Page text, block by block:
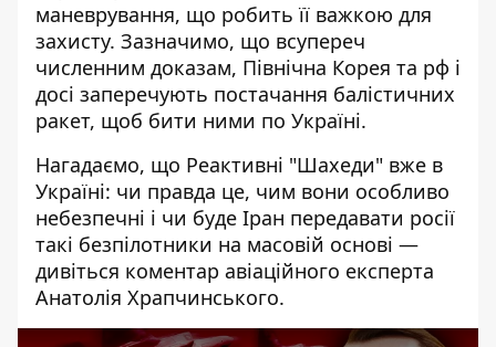
маневрування, що робить її важкою для
захисту. Зазначимо, що всупереч
численним доказам, Північна Корея та рф і
досі заперечують постачання балістичних
ракет, щоб бити ними по Україні.
Нагадаємо, що Реактивні "Шахеди" вже в
Україні: чи правда це, чим вони особливо
небезпечні і чи буде Іран передавати росії
такі безпілотники на масовій основі —
дивіться коментар авіаційного експерта
Анатолія Храпчинського.